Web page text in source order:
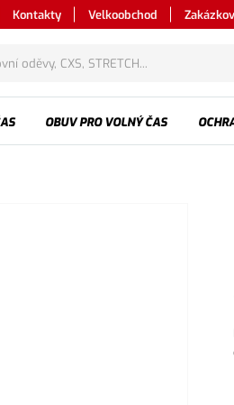
Kontakty Velkoobchod
OBUV PRO VOLNÝ ČAS